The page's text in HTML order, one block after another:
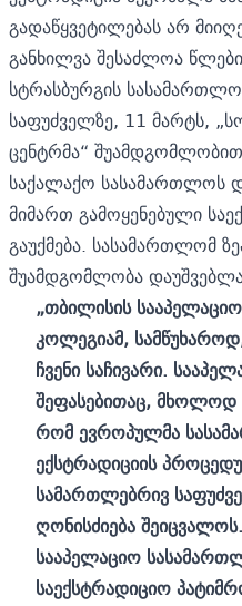
გადაწყვეტილებას არ
განხილვა შესაძლოა
სტრასბურგის
საფუძველზე, 11 მარტს,
ცენტრმა“
საქალაქო სასამართლოს
მიმართ გამოყენებული
გაუქმება. სასამართლომ
შუამდგომლობა
„თბილისის
კოლეგიამ,
ჩვენი საჩივარი.
შეფასებითაც,
რომ ევროპულმა
ექსტრადიციის
სამართლებრივ
ღონისძიება შეიცვალოს.
სააპელაციო
საექსტრადიციო